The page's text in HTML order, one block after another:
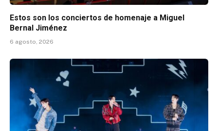
Estos son los conciertos de homenaje a Miguel
Bernal Jiménez
6 agosto, 2026